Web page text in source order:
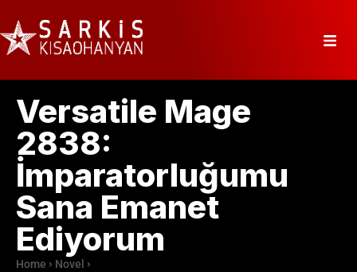
Versatile Mage
2838:
İmparatorluğumu
Sana Emanet
Ediyorum
Home
Novel